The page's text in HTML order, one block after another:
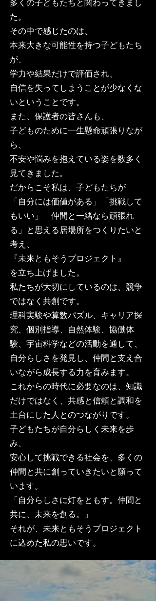
多くの子どもたちと関わってきまし
た。
その中で感じたのは、
本来大きな可能性を持つ子どもたち
が、
学力や結果だけで評価され、
自信を失ってしまうことが少なくな
いということです。
また、保護者の皆さんも、
子どものために一生懸命頑張りなが
ら、
不安や悩みを抱えている姿を数多く
見てきました。
だからこそ私は、子どもたちが
「自分には価値がある」「挑戦して
もいい」「仲間と一緒なら頑張れ
る」と思える居場所をつくりたいと
考え、
『未来ともそうプロジェクト』
を立ち上げました。
私たちが大切にしているのは、競争
ではなく共創です。
理科実験や算数パズル、キャリア探
究、個別指導、自然体験、協働体
験、宇宙科学などの活動を通して、
自分らしさを発見し、仲間と支え合
いながら成長する力を育みます。
これからの時代に必要なのは、知識
だけではなく、共感と信頼と調和を
土台にした人とのつながりです。
子どもたちが自分らしく未来を歩
み、
安心して挑戦できる社会を、多くの
仲間と共に創っていきたいと願って
います。
「自分らしさに灯をともす。仲間と
共に、未来を創る。」
それが、未来ともそうプロジェクト
に込めた私の思いです。